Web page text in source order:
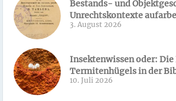
Bestands- und
Unrechtskontexte
3. August 2026
Insektenwissen oder:
Termitenhügels in der
10. Juli 2026